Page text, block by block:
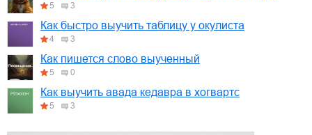
5 3
Как быстро выучить таблицу у окулиста
4 3
Как пишется слово выученный
5 0
Как выучить авада кедавра в хогвартс
5 3